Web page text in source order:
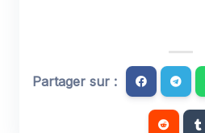
Partager sur :